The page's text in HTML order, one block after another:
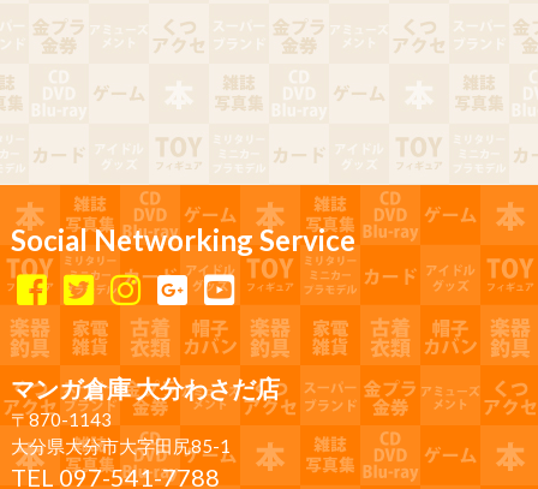
Social Networking Service
マンガ倉庫 大分わさだ店
〒870-1143
大分県大分市大字田尻85-1
TEL 097-541-7788